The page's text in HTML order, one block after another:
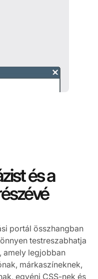
és a
portál összhangban
testreszabhatja
amely legjobban
márkaszíneknek,
egyéni CSS-nek és